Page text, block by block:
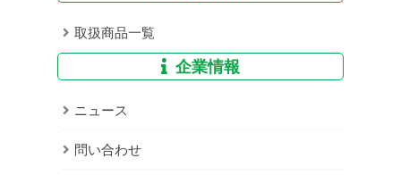
取扱商品一覧
企業情報
ニュース
問い合わせ